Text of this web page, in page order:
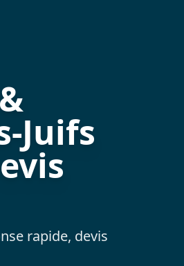
Juifs
rapide, devis